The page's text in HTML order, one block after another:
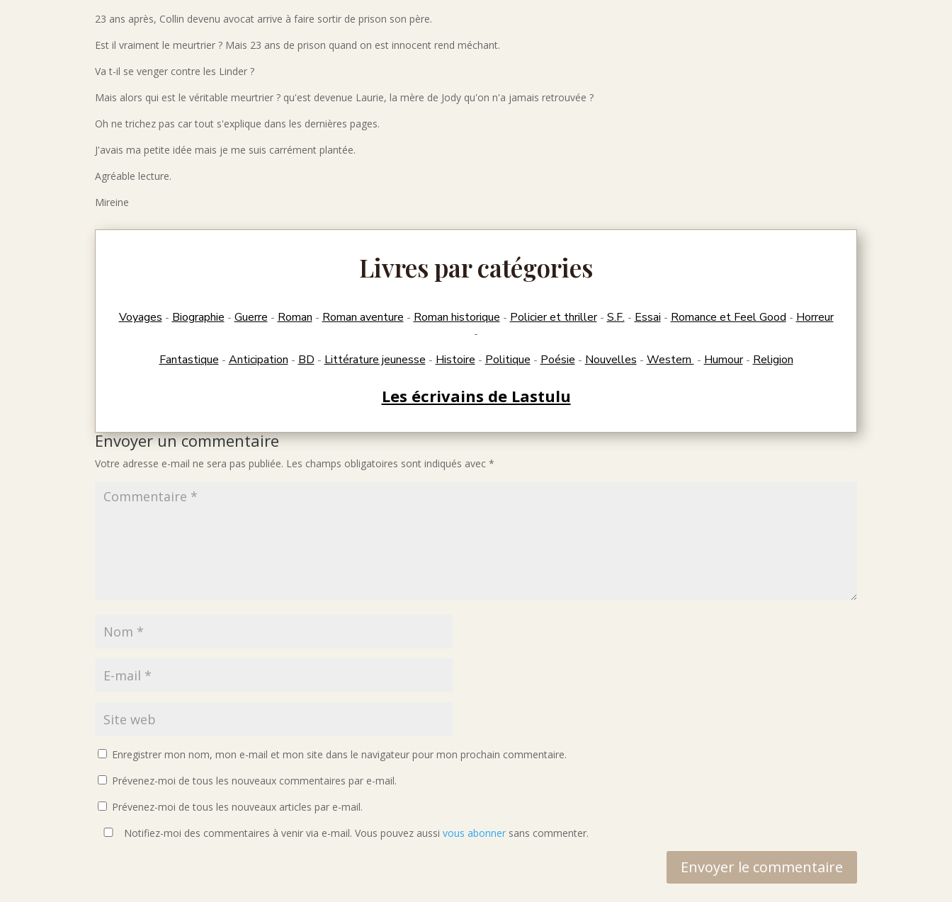
23 ans après, Collin devenu avocat arrive à faire sortir de prison son père.
Est il vraiment le meurtrier ? Mais 23 ans de prison quand on est innocent rend méchant.
Va t-il se venger contre les Linder ?
Mais alors qui est le véritable meurtrier ? qu'est devenue Laurie, la mère de Jody qu'on n'a jamais retrouvée ?
Oh ne trichez pas car tout s'explique dans les dernières pages.
J'avais ma petite idée mais je me suis carrément plantée.
Agréable lecture.
Mireine
Livres par catégories
Voyages - Biographie - Guerre - Roman - Roman aventure - Roman historique - Policier et thriller- S.F. - Essai - Romance et Feel Good - Horreur
-
Fantastique - Anticipation - BD - Littérature jeunesse - Histoire - Politique - Poésie - Nouvelles - Western - Humour- Religion
Les écrivains de Lastulu
Envoyer un commentaire
Votre adresse e-mail ne sera pas publiée. Les champs obligatoires sont indiqués avec*
Enregistrer mon nom, mon e-mail et mon site dans le navigateur pour mon prochain commentaire.
Prévenez-moi de tous les nouveaux commentaires par e-mail.
Prévenez-moi de tous les nouveaux articles par e-mail.
Notifiez-moi des commentaires à venir via e-mail. Vous pouvez aussivous abonner sans commenter.
Envoyer le commentaire